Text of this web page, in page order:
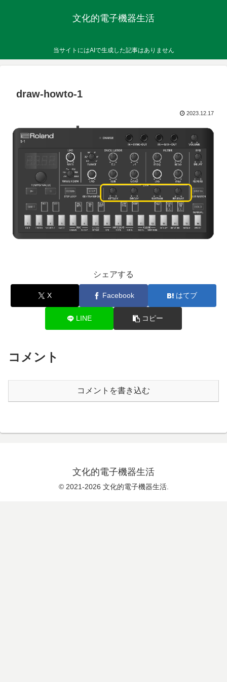
文化的電子機器生活
当サイトにはAIで生成した記事はありません
draw-howto-1
2023.12.17
シェアする
X Facebook はてブ
LINE コピー
コメント
コメントを書き込む
文化的電子機器生活
© 2021-2026 文化的電子機器生活.